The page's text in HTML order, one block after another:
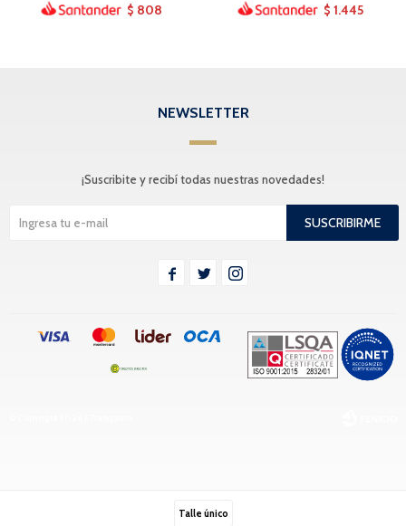
Talle único
$ 808 $ 1.445
NEWSLETTER
¡Suscribite y recibí todas nuestras novedades!
SUSCRIBIRME
  